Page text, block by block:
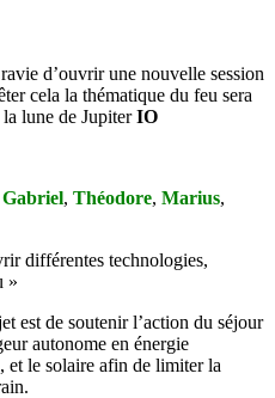
d’ouvrir une nouvelle session
cela la thématique du feu sera
lune de JupiterIO
Gabriel, Théodore, Marius,
différentes technologies,
»
est de soutenir l’action du séjour
autonome en énergie
et le solaire afin de limiter la